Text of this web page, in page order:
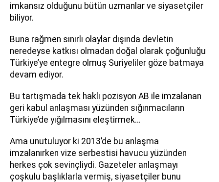
imkansız olduğunu bütün uzmanlar ve siyasetçiler
biliyor.
Buna rağmen sınırlı olaylar dışında devletin
neredeyse katkısı olmadan doğal olarak çoğunluğu
Türkiye’ye entegre olmuş Suriyeliler göze batmaya
devam ediyor.
Bu tartışmada tek haklı pozisyon AB ile imzalanan
geri kabul anlaşması yüzünden sığınmacıların
Türkiye’de yığılmasını eleştirmek…
Ama unutuluyor ki 2013’de bu anlaşma
imzalanırken vize serbestisi havucu yüzünden
herkes çok sevinçliydi. Gazeteler anlaşmayı
çoşkulu başlıklarla vermiş, siyasetçiler bunu